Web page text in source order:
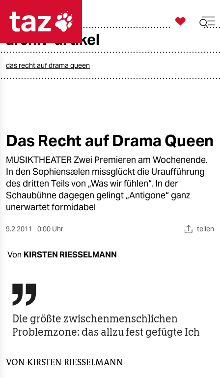
taz zahl ich
öko
gesellschaft
kultur
sport
verlag
verlag
veranstaltungen
fragen & hilfe

taz zahl ich
archiv-artikel
das recht auf drama queen
Das Recht auf Drama Queen
MUSIKTHEATER Zwei Premieren am Wochenende.
In den Sophiensælen missglückt die Uraufführung
des dritten Teils von „Was wir fühlen“. In der
Schaubühne dagegen gelingt „Antigone“ ganz
unerwartet formidabel
9.2.2011 0:00 Uhr teilen
Von KIRSTEN RIESSELMANN

Die größte zwischenmenschlichen
Problemzone: das allzu fest gefügte Ich
VON KIRSTEN RIESSELMANN